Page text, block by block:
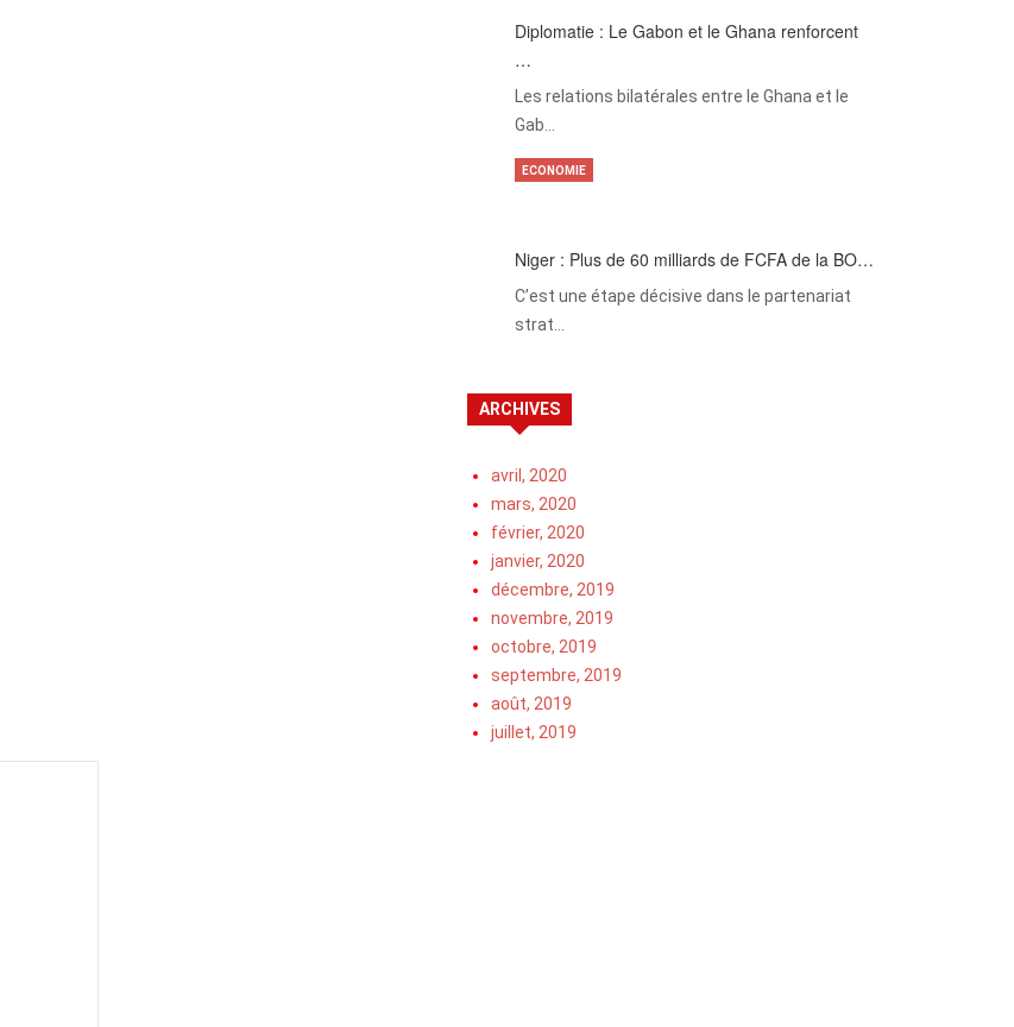
Diplomatie : Le Gabon et le Ghana renforcent
…
Les relations bilatérales entre le Ghana et le
Gab…
Niger : Plus de 60 milliards de FCFA de la BO…
C’est une étape décisive dans le partenariat
strat…
ECONOMIE
ARCHIVES
avril, 2020
mars, 2020
février, 2020
janvier, 2020
décembre, 2019
novembre, 2019
octobre, 2019
septembre, 2019
août, 2019
juillet, 2019